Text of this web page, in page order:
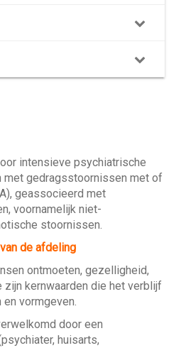
intensieve psychiatrische
met gedragsstoornissen met of
geassocieerd met
voornamelijk niet-
stoornissen.
de afdeling
ontmoeten, gezelligheid,
zijn kernwaarden die het verblijf
vormgeven.
door een
huisarts,